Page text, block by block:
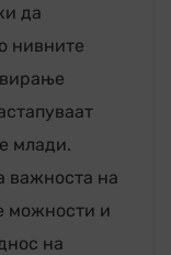
да
нивните
млади.
важноста на
можности и
на